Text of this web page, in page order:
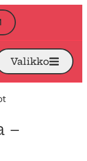
Avaa
Valikko
–